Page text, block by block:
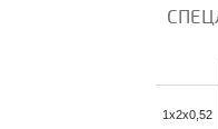
1x2x0,52